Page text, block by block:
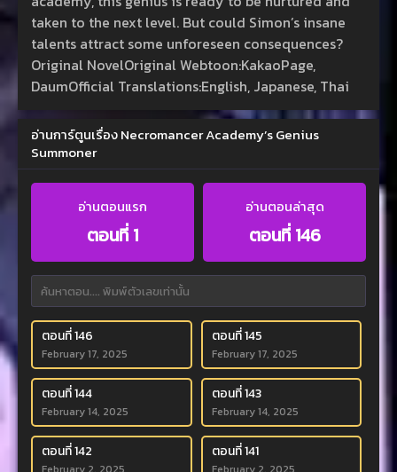
taken to the next level. But could Simon’s insane
talents attract some unforeseen consequences?
Original NovelOriginal Webtoon:KakaoPage,
DaumOfficial Translations:English, Japanese, Thai
อ่านการ์ตูนเรื่อง Necromancer Academy’s Genius
Summoner
อ่านตอนแรก
ตอนที่ 1
อ่านตอนล่าสุด
ตอนที่ 146
ตอนที่ 146
February 17, 2025
ตอนที่ 145
February 17, 2025
ตอนที่ 144
February 14, 2025
ตอนที่ 143
February 14, 2025
ตอนที่ 142 ตอนที่ 141